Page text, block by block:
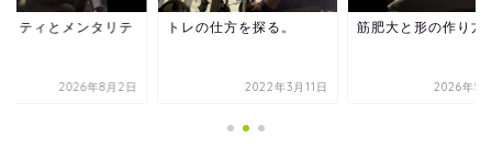
リティとメンタリテ
2026年8月2日
トレの仕方を探る。
2022年3月11日
筋肥大と形の作り方
2026年5